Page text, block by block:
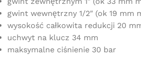
gwint wewnętrzny 1/2″ (ok 19 mm
wysokość całkowita redukcji 20
uchwyt na klucz 34 mm
maksymalne ciśnienie 30 bar